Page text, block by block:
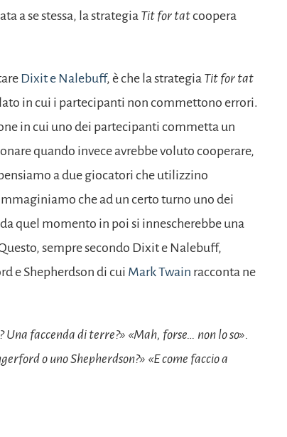
a se stessa, la strategia Tit for tatcoopera
Dixit e Nalebuff, è che la strategia Tit for tat
in cui i partecipanti non commettono errori.
in cui uno dei partecipanti commetta un
quando invece avrebbe voluto cooperare,
a due giocatori che utilizzino
che ad un certo turno uno dei
quel momento in poi si innescherebbe una
sempre secondo Dixit e Nalebuff,
e Shepherdson di cui Mark Twain racconta ne
Una faccenda di terre?» «Mah, forse… non lo so».
o uno Shepherdson?» «E come faccio a